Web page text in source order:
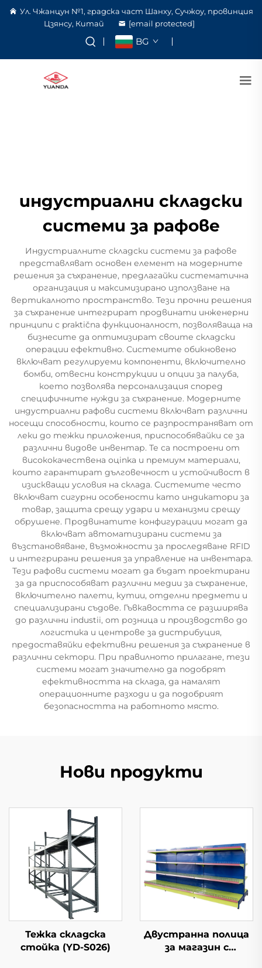
Ул. Чжанцун №1, градска част Шанху, Сучжоу, провинция
Цзянсу, Китай
[email protected]
BG
индустриални складски
системи за рафове
Индустриалните складски системи за рафове
представляват основен елемент на модерните
решения за съхранение, предлагайки систематична
организация и максимизирано използване на
вертикалното пространство. Тези прочни решения
за съхранение интегрират продвинати инженерни
принципи с praktična функционалност, позволяваща на
бизнесите да оптимизират своите складски
операции ефективно. Системите обикновено
включват регулируеми компоненти, включително
бомби, отвесни конструкции и опции за палуба,
което позволява персонализация според
специфичните нужди за съхранение. Модерните
индустриални рафови системи включват различни
носещи способности, които се разпространяват от
леки до тежки приложения, приспособявайки се за
различни видове инвентар. Те са построени от
висококачествена оцinka и премиум материали,
които гарантират дълговечност и устойчивост в
изискващи условия на склада. Системите често
включват сигурни особености като индикатори за
товар, защита срещу удари и механизми срещу
обрушене. Продвинатите конфигурации могат да
включват автоматизирани системи за
възстановяване, възможности за проследяване RFID
и интегрирани решения за управление на инвентара.
Тези рафови системи могат да бъдат проектирани
за да приспособяват различни медии за съхранение,
включително палети, кутии, отделни предмети и
специализирани съдове. Гъвкавостта се разширява
до различни industii, от розница и производство до
логистика и центрове за дистрибуция,
предоставяйки ефективни решения за съхранение в
различни сектори. При правилното прилагане, тези
системи могат значително да подобрят
ефективността на склада, да намалят
операционните разходи и да подобрият
безопасността на работното място.
Нови продукти
Тежка складска
стойка (YD-S026)
Двустранна полица
за магазин с